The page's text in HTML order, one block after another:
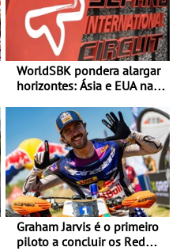
WorldSBK pondera alargar
horizontes: Ásia e EUA na
Graham Jarvis é o primeiro
piloto a concluir os Red